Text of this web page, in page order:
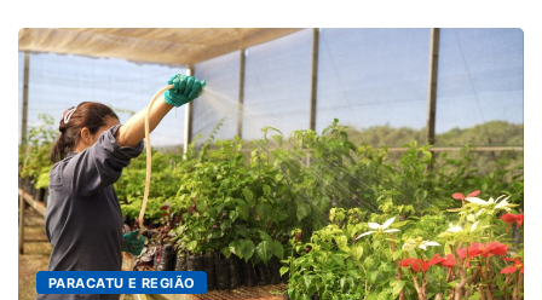
DESTAQUES